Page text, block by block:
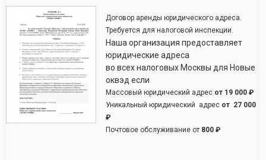
Договор аренды юридического адреса.
Требуется для налоговой инспекции.
Наша организация предоставляет
юридические адреса
во всех налоговых Москвы для Новые
оквэд если
Массовый юридический адрес от 19 000 ₽
Уникальный юридический адрес от 27 000
₽
Почтовое обслуживание от 800 ₽